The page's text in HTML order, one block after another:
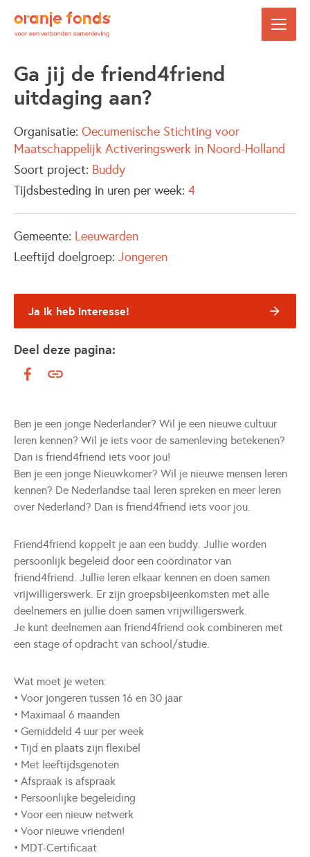
Ga jij de friend4friend
uitdaging aan?
Organisatie: Oecumenische Stichting voor
Maatschappelijk Activeringswerk in Noord-Holland
Soort project: Buddy
Tijdsbesteding in uren per week: 4
Gemeente: Leeuwarden
Leeftijd doelgroep: Jongeren
Ja ik heb interesse!
Deel deze pagina:
Ben je een jonge Nederlander? Wil je een nieuwe cultuur
leren kennen? Wil je iets voor de samenleving betekenen?
Dan is friend4friend iets voor jou!
Ben je een jonge Nieuwkomer? Wil je nieuwe mensen leren
kennen? De Nederlandse taal leren spreken en meer leren
over Nederland? Dan is friend4friend iets voor jou.
Friend4friend koppelt je aan een buddy. Jullie worden
persoonlijk begeleid door een coördinator van
friend4friend. Jullie leren elkaar kennen en doen samen
vrijwilligerswerk. Er zijn groepsbijeenkomsten met alle
deelnemers en jullie doen samen vrijwilligerswerk.
Je kunt deelnemen aan friend4friend ook combineren met
een stage of opdracht van school/studie.
Wat moet je weten:
• Voor jongeren tussen 16 en 30 jaar
• Maximaal 6 maanden
• Gemiddeld 4 uur per week
• Tijd en plaats zijn flexibel
• Met leeftijdsgenoten
• Afspraak is afspraak
• Persoonlijke begeleiding
• Voor een nieuw netwerk
• Voor nieuwe vrienden!
• MDT-Certificaat